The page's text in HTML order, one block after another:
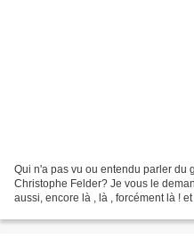
Qui n'a pas vu ou entendu parler du
Christophe Felder? Je vous le
aussi, encore là , là , forcément là !